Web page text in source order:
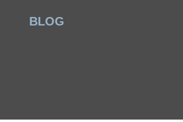
BLOG